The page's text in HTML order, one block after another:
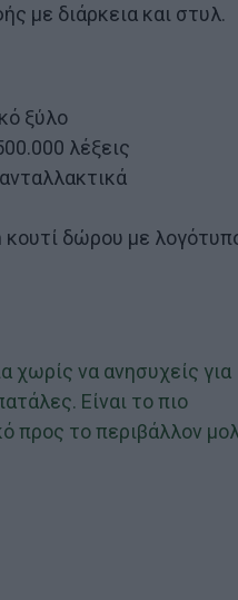
με διάρκεια και στυλ.
ξύλο
λέξεις
δώρου με
χωρίς να ανησυχείς για
Είναι το πιο
προς το περιβάλλον